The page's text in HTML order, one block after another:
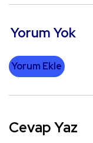
Yorum Yok
Yorum Ekle
Cevap Yaz